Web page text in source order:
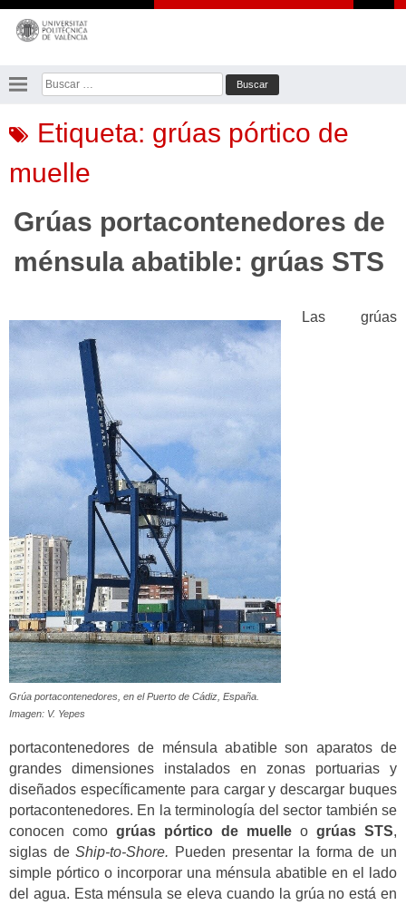
Saltar
contenido
Buscar:
Etiqueta: grúas pórtico de
muelle
Grúas portacontenedores de
ménsula abatible: grúas STS
Grúa portacontenedores, en el Puerto de Cádiz, España.
Imagen: V. Yepes
Las grúas
portacontenedores de ménsula abatible son aparatos de
grandes dimensiones instalados en zonas portuarias y
diseñados específicamente para cargar y descargar buques
portacontenedores. En la terminología del sector también se
conocen como grúas pórtico de muelle o grúas STS,
siglas deShip-to-Shore. Pueden presentar la forma de un
simple pórtico o incorporar una ménsula abatible en el lado
del agua. Esta ménsula se eleva cuando la grúa no está en